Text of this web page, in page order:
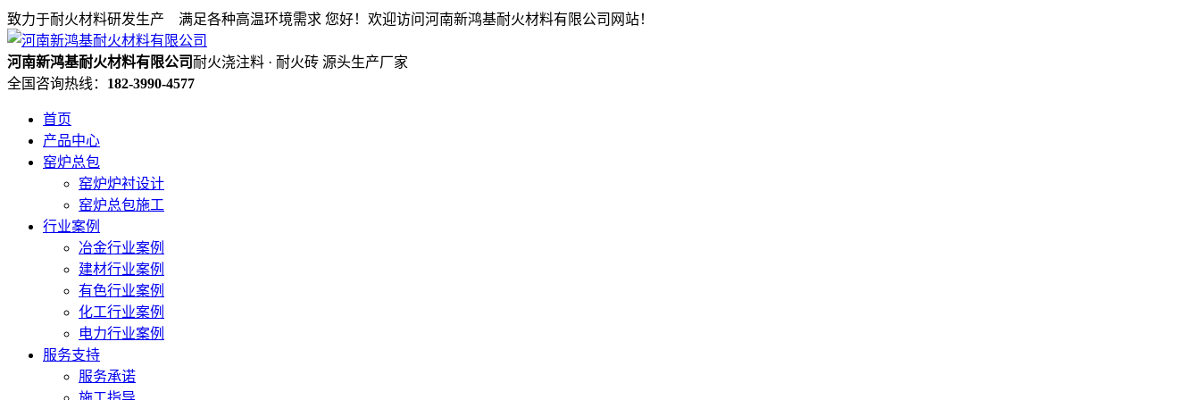
致力于耐火材料研发生产 满足各种高温环境需求 您好！欢迎访问河南新鸿基耐火材料有限公司网站！
河南新鸿基耐火材料有限公司 耐火浇注料 · 耐火砖 源头生产厂家
全国咨询热线： 182-3990-4577
首页
产品中心
窑炉总包
窑炉炉衬设计
窑炉总包施工
行业案例
冶金行业案例
建材行业案例
有色行业案例
化工行业案例
电力行业案例
服务支持
服务承诺